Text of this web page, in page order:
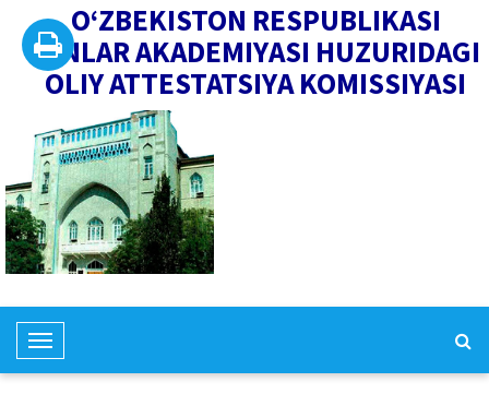
O‘ZBEKISTON RESPUBLIKASI
FANLAR AKADEMIYASI HUZURIDAGI
OLIY ATTESTATSIYA KOMISSIYASI
T
o